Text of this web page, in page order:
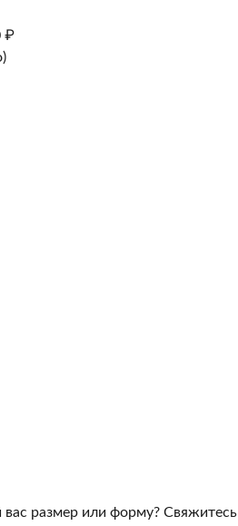
₽
размер или форму? Свяжитесь